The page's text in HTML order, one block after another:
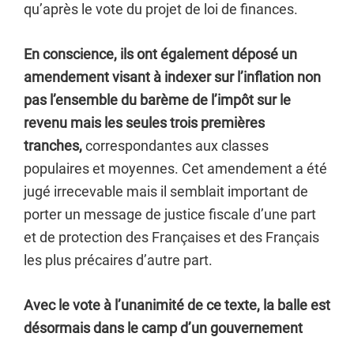
qu’après le vote du projet de loi de finances.
En conscience, ils ont également déposé un
amendement visant à indexer sur l’inflation non
pas l’ensemble du barème de l’impôt sur le
revenu mais les seules trois premières
tranches,correspondantes aux classes
populaires et moyennes. Cet amendement a été
jugé irrecevable mais il semblait important de
porter un message de justice fiscale d’une part
et de protection des Françaises et des Français
les plus précaires d’autre part.
Avec le vote à l’unanimité de ce texte, la balle est
désormais dans le camp d’un gouvernement